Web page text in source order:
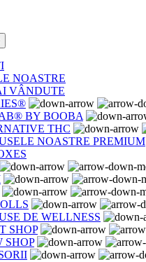
NOASTRE
VÂNDUTE
BY BOOBA
THC
NOASTRE PREMIUM
DE WELLNESS
SHOP
SHOP